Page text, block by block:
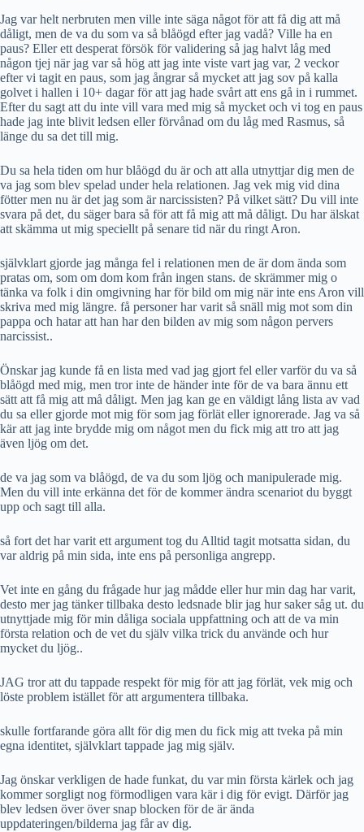
Jag var helt nerbruten men ville inte säga något för att få dig att må
dåligt, men de va du som va så blåögd efter jag vadå? Ville ha en
paus? Eller ett desperat försök för validering så jag halvt låg med
någon tjej när jag var så hög att jag inte viste vart jag var, 2 veckor
efter vi tagit en paus, som jag ångrar så mycket att jag sov på kalla
golvet i hallen i 10+ dagar för att jag hade svårt att ens gå in i rummet.
Efter du sagt att du inte vill vara med mig så mycket och vi tog en paus
hade jag inte blivit ledsen eller förvånad om du låg med Rasmus, så
länge du sa det till mig.
Du sa hela tiden om hur blåögd du är och att alla utnyttjar dig men de
va jag som blev spelad under hela relationen. Jag vek mig vid dina
fötter men nu är det jag som är narcissisten? På vilket sätt? Du vill inte
svara på det, du säger bara så för att få mig att må dåligt. Du har älskat
att skämma ut mig speciellt på senare tid när du ringt Aron.
självklart gjorde jag många fel i relationen men de är dom ända som
pratas om, som om dom kom från ingen stans. de skrämmer mig o
tänka va folk i din omgivning har för bild om mig när inte ens Aron vill
skriva med mig längre. få personer har varit så snäll mig mot som din
pappa och hatar att han har den bilden av mig som någon pervers
narcissist..
Önskar jag kunde få en lista med vad jag gjort fel eller varför du va så
blåögd med mig, men tror inte de händer inte för de va bara ännu ett
sätt att få mig att må dåligt. Men jag kan ge en väldigt lång lista av vad
du sa eller gjorde mot mig för som jag förlät eller ignorerade. Jag va så
kär att jag inte brydde mig om något men du fick mig att tro att jag
även ljög om det.
de va jag som va blåögd, de va du som ljög och manipulerade mig.
Men du vill inte erkänna det för de kommer ändra scenariot du byggt
upp och sagt till alla.
så fort det har varit ett argument tog du Alltid tagit motsatta sidan, du
var aldrig på min sida, inte ens på personliga angrepp.
Vet inte en gång du frågade hur jag mådde eller hur min dag har varit,
desto mer jag tänker tillbaka desto ledsnade blir jag hur saker såg ut. du
utnyttjade mig för min dåliga sociala uppfattning och att de va min
första relation och de vet du själv vilka trick du använde och hur
mycket du ljög..
JAG tror att du tappade respekt för mig för att jag förlät, vek mig och
löste problem istället för att argumentera tillbaka.
skulle fortfarande göra allt för dig men du fick mig att tveka på min
egna identitet, självklart tappade jag mig själv.
Jag önskar verkligen de hade funkat, du var min första kärlek och jag
kommer sorgligt nog förmodligen vara kär i dig för evigt. Därför jag
blev ledsen över över snap blocken för de är ända
uppdateringen/bilderna jag får av dig.